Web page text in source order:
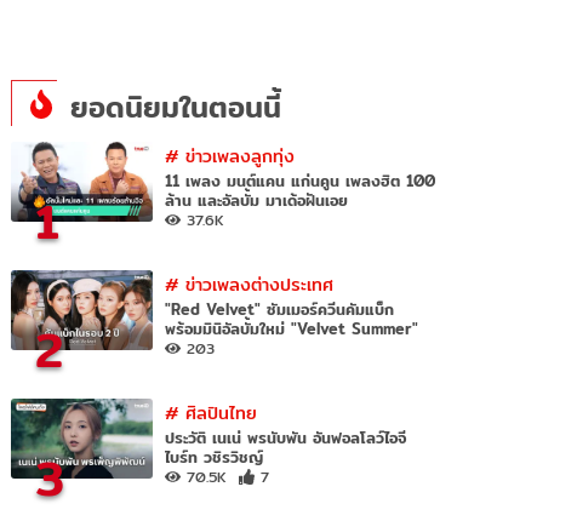
ยอดนิยมในตอนนี้
1
# ข่าวเพลงลูกทุ่ง
11 เพลง มนต์แคน แก่นคูน เพลงฮิต 100
ล้าน และอัลบั้ม มาเด้อฝันเอย
37.6K
2
# ข่าวเพลงต่างประเทศ
"Red Velvet" ซัมเมอร์ควีนคัมแบ็ก
พร้อมมินิอัลบั้มใหม่ "Velvet Summer"
203
3
# ศิลปินไทย
ประวัติ เนเน่ พรนับพัน อันฟอลโลว์ไอจี
ไบร์ท วชิรวิชญ์
70.5K 7